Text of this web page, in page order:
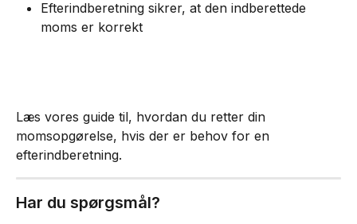
Efterindberetning sikrer, at den indberettede
moms er korrekt
Læs vores guide til, hvordan du retter din
momsopgørelse, hvis der er behov for en
efterindberetning.
Har du spørgsmål?